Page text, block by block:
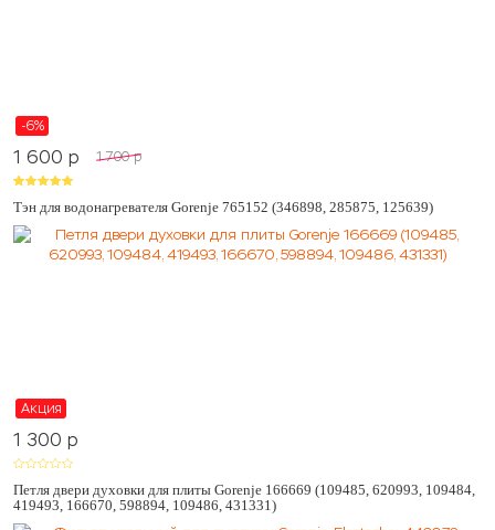
-6%
1 600 p 1 700 p
Тэн для водонагревателя Gorenje 765152 (346898, 285875, 125639)
Акция
1 300 p
Петля двери духовки для плиты Gorenje 166669 (109485, 620993, 109484,
419493, 166670, 598894, 109486, 431331)